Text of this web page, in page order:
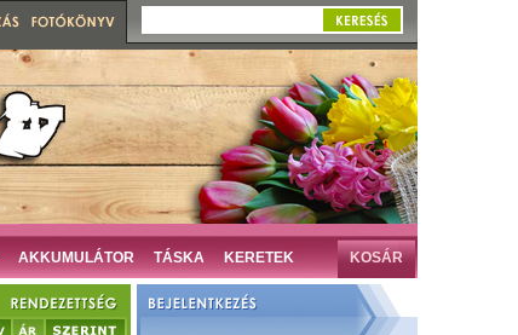
AKKUMULÁTOR TÁSKA KERETEK KOSÁR